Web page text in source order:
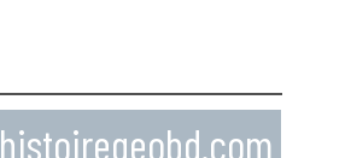
histoiregeobd.com